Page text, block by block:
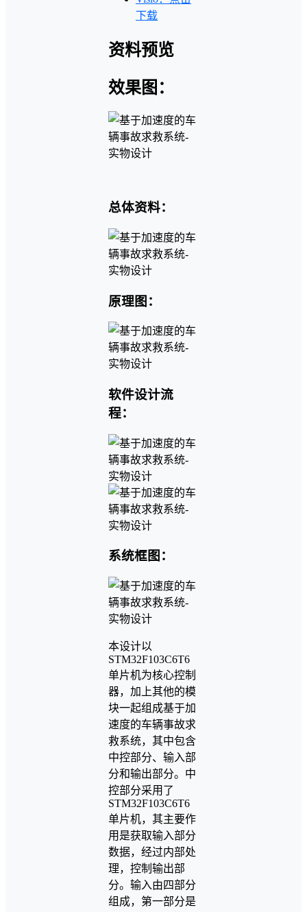
下载
资料预览
效果图：
总体资料：
原理图：
软件设计流
程：
系统框图：
本设计以
STM32F103C6T6
单片机为核心控制
器，加上其他的模
块一起组成基于加
速度的车辆事故求
救系统，其中包含
中控部分、输入部
分和输出部分。中
控部分采用了
STM32F103C6T6
单片机，其主要作
用是获取输入部分
数据，经过内部处
理，控制输出部
分。输入由四部分
组成，第一部分是